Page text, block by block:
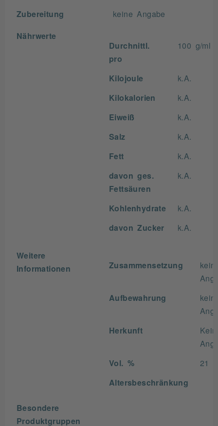
Zubereitung keine Angabe
Nährwerte
Durchnittl.
pro
100 g/ml
Kilojoule k.A.
Kilokalorien k.A.
Eiweiß k.A.
Salz k.A.
Fett k.A.
davon ges.
Fettsäuren
k.A.
Kohlenhydrate k.A.
davon Zucker k.A.
Weitere
Informationen
Zusammensetzung
Aufbewahrung
Herkunft
Vol. % 21
Altersbeschränkung
Besondere
Produktgruppen